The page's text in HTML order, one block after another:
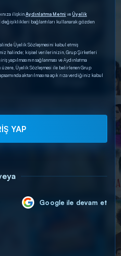
ilişkinAydınlatma Metni veÜyelik
değişiklikleri bağlantıları kullanarak gözden
Üyelik Sözleşmesini kabul etmiş
halinde; kişisel verilerinizin, Grup Şirketleri
yapılmasının sağlanması ve Aydınlatma
üzere, Üyelik Sözleşmesi ile belirlenen Grup
aktarılmasına açık rıza verdiğiniz kabul
YAP
Google ile devam et